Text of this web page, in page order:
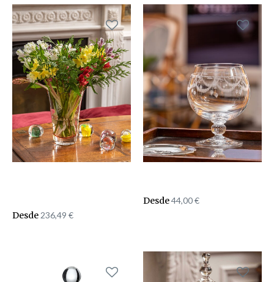
Desde236,49 €
Desde44,00€